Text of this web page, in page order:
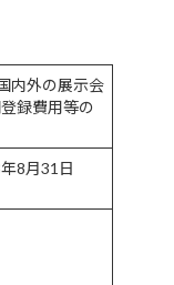
内外の展示会
録費用等の
8月31日